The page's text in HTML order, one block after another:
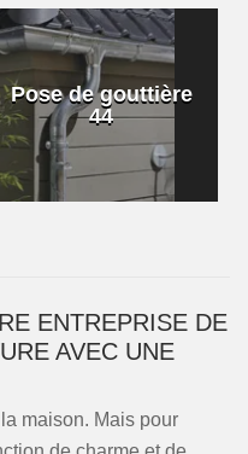
Pose de gouttière
44
ENTREPRISE DE
AVEC UNE
maison. Mais pour